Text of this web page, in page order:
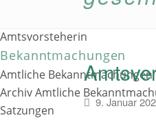
Amtsvorsteherin
Bekanntmachungen
Amtliche Bekanntmachungen
Archiv Amtliche
Satzungen
9. Januar